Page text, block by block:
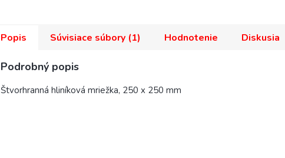
Popis Súvisiace súbory (1) Hodnotenie Diskusia
Podrobný popis
Štvorhranná hliníková mriežka, 250 x 250 mm